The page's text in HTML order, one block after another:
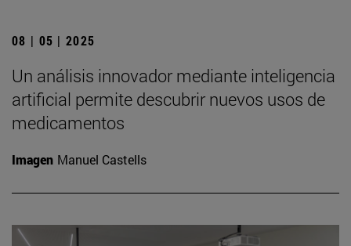
08 | 05 | 2025
Un análisis innovador mediante inteligencia
artificial permite descubrir nuevos usos de
medicamentos
Imagen Manuel Castells